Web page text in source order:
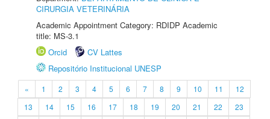
CIRURGIA VETERINÁRIA
Academic Appointment Category: RDIDP Academic
title: MS-3.1
Orcid
CV Lattes
Repositório Institucional UNESP
« 1 2 3 4 5 6 7 8 9 10 11
12
13
14 15 16 17 18 19 20 21 22
23